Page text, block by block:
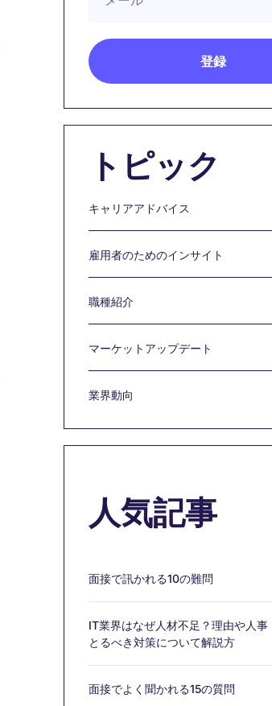
トピック
キャリアアドバイス
雇用者のためのインサイト
職種紹介
マーケットアップデート
業界動向
人気記事
面接で訊かれる10の難問
IT業界はなぜ人材不足？理由や人事
とるべき対策について解説方
面接でよく聞かれる15の質問